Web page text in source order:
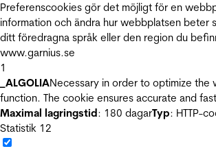
Preferenscookies gör det möjligt för en
information och ändra hur webbplatsen beter
ditt föredragna språk eller den region du
www.garnius.se
1
_ALGOLIANecessary in order to optimize the
function. The cookie ensures accurate and
Maximal lagringstid: 180 dagarTyp: HTTP-
Statistik 12